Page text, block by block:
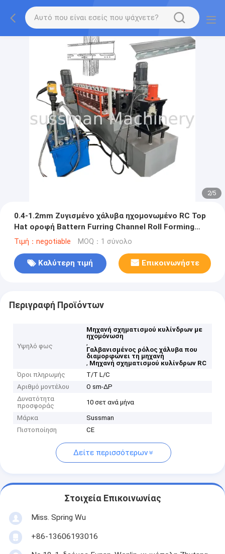
2/5
0.4-1.2mm Ζυγισμένο χάλυβα ηχομονωμένο RC Top
Hat οροφή Battern Furring Channel Roll Forming
Machine
Τιμή：negotiable MOQ：1 σύνολο
Καλύτερη τιμή Επικοινωνήστε
Περιγραφή Προϊόντων
Υψηλό φως
Μηχανή σχηματισμού κυλίνδρων με
ηχομόνωση
,
Γαλβανισμένος ρόλος χάλυβα που
διαμορφώνει τη μηχανή
, Μηχανή σχηματισμού κυλίνδρων RC
Όροι πληρωμής
T/T L/C
Αριθμό μοντέλου
Ο sm-ΔΡ
Δυνατότητα
προσφοράς
10 σετ ανά μήνα
Μάρκα
Sussman
Πιστοποίηση
CE
Δείτε περισσότερων
Στοιχεία Επικοινωνίας
Miss. Spring Wu
+86-13606193016